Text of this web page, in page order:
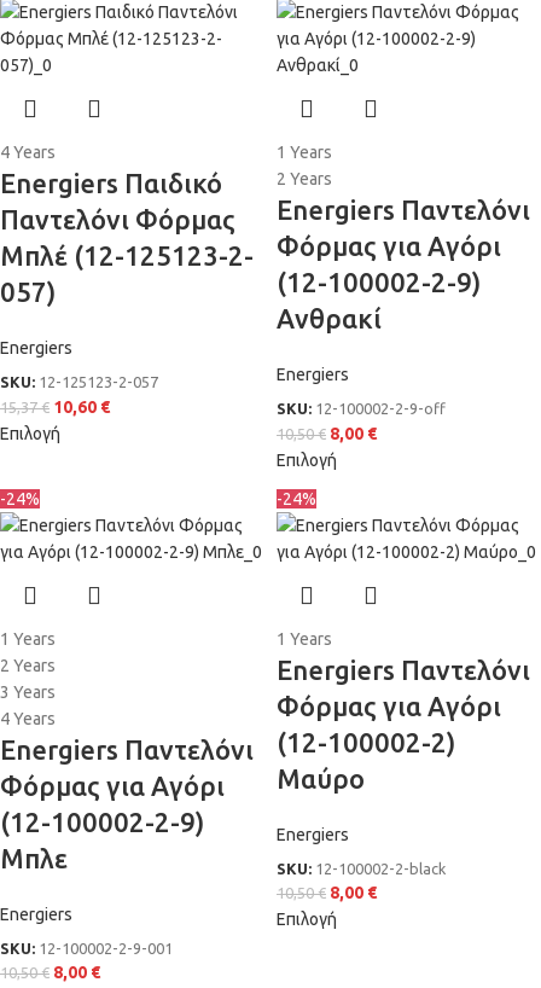
4 Years
Energiers Παιδικό
Παντελόνι Φόρμας
Μπλέ (12-125123-2-
057)
Energiers
SKU: 12-125123-2-057
15,37€ 10,60 €
Επιλογή
1 Years
2 Years
Energiers Παντελόνι
Φόρμας για Αγόρι
(12-100002-2-9)
Ανθρακί
Energiers
SKU: 12-100002-2-9-off
10,50€ 8,00 €
Επιλογή
-24%
1 Years
2 Years
3 Years
4 Years
Energiers Παντελόνι
Φόρμας για Αγόρι
(12-100002-2-9)
Μπλε
Energiers
SKU: 12-100002-2-9-001
10,50€ 8,00 €
-24%
1 Years
Energiers Παντελόνι
Φόρμας για Αγόρι
(12-100002-2)
Μαύρο
Energiers
SKU: 12-100002-2-black
10,50€ 8,00 €
Επιλογή